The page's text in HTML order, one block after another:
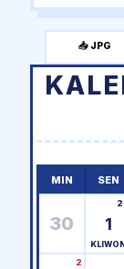
📥 JPG
MIN SEN
30 1
2